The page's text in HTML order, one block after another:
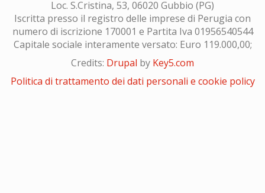
Loc. S.Cristina, 53, 06020 Gubbio (PG)
Iscritta presso il registro delle imprese di Perugia con
numero di iscrizione 170001 e Partita Iva 01956540544
Capitale sociale interamente versato: Euro 119.000,00;
Credits: Drupal by Key5.com
Politica di trattamento dei dati personali e cookie policy